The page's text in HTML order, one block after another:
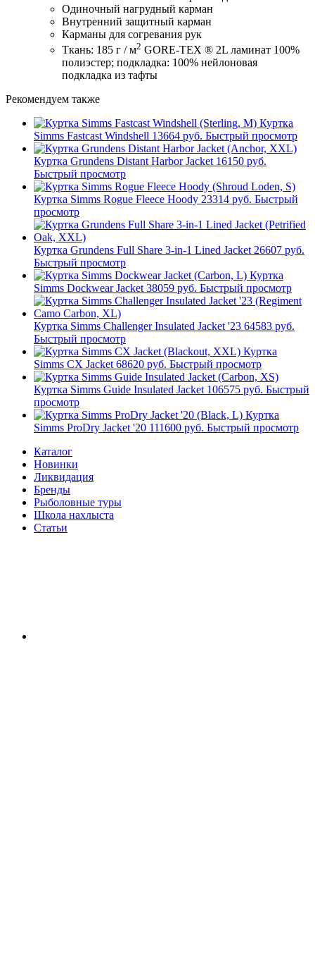
Одиночный нагрудный карман
Внутренний защитный карман
Карманы для согревания рук
Ткань: 185 г / м2 GORE-TEX ® 2L ламинат 100%
полиэстер; подкладка: 100% нейлоновая
подкладка из тафты
Рекомендуем также
Куртка
Simms Fastcast Windshell 13664 руб. Быстрый просмотр
Куртка Grundens Distant Harbor Jacket 16150 руб.
Быстрый просмотр
Куртка Simms Rogue Fleece Hoody 23314 руб. Быстрый
просмотр
Куртка Grundens Full Share 3-in-1 Lined Jacket 26607 руб.
Быстрый просмотр
Куртка
Simms Dockwear Jacket 38059 руб. Быстрый просмотр
Куртка Simms Challenger Insulated Jacket '23 64583 руб.
Быстрый просмотр
Куртка
Simms CX Jacket 68620 руб. Быстрый просмотр
Куртка Simms Guide Insulated Jacket 106575 руб. Быстрый
просмотр
Куртка
Simms ProDry Jacket '20 111600 руб. Быстрый просмотр
Каталог
Новинки
Ликвидация
Бренды
Рыболовные туры
Школа нахлыста
Статьи